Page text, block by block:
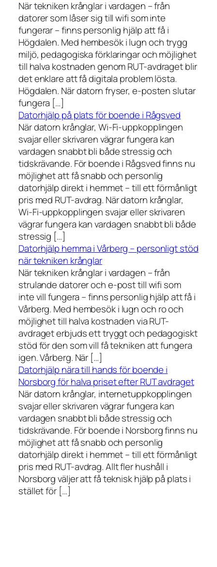
När tekniken krånglar i vardagen – från
datorer som låser sig till wifi som inte
fungerar – finns personlig hjälp att få i
Högdalen. Med hembesök i lugn och trygg
miljö, pedagogiska förklaringar och möjlighet
till halva kostnaden genom RUT-avdraget blir
det enklare att få digitala problem lösta.
Högdalen. När datorn fryser, e-posten slutar
fungera […]
Datorhjälp på plats för boende i Rågsved
När datorn krånglar, Wi-Fi-uppkopplingen
svajar eller skrivaren vägrar fungera kan
vardagen snabbt bli både stressig och
tidskrävande. För boende i Rågsved finns nu
möjlighet att få snabb och personlig
datorhjälp direkt i hemmet – till ett förmånligt
pris med RUT-avdrag. När datorn krånglar,
Wi-Fi-uppkopplingen svajar eller skrivaren
vägrar fungera kan vardagen snabbt bli både
stressig […]
Datorhjälp hemma i Vårberg – personligt stöd
när tekniken krånglar
När tekniken krånglar i vardagen – från
strulande datorer och e-post till wifi som
inte vill fungera – finns personlig hjälp att få i
Vårberg. Med hembesök i lugn och ro och
möjlighet till halva kostnaden via RUT-
avdraget erbjuds ett tryggt och pedagogiskt
stöd för den som vill få tekniken att fungera
igen. Vårberg. När […]
Datorhjälp nära till hands för boende i
Norsborg för halva priset efter RUT avdraget
När datorn krånglar, internetuppkopplingen
svajar eller skrivaren vägrar fungera kan
vardagen snabbt bli både stressig och
tidskrävande. För boende i Norsborg finns nu
möjlighet att få snabb och personlig
datorhjälp direkt i hemmet – till ett förmånligt
pris med RUT-avdrag. Allt fler hushåll i
Norsborg väljer att få teknisk hjälp på plats i
stället för […]